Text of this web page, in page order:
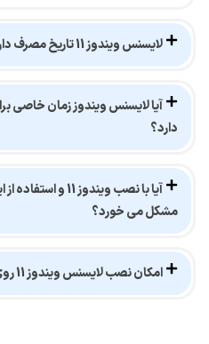
لایسنس ویندوز 11 تاریخ مصرف دارد؟
آیا لایسنس ویندوز زمان خاصی
دارد؟
آیا با نصب ویندوز
مشکل می خورد؟
امکان نصب لایسنس ویندوز 11 روی چند دستگاه وجود دارد؟